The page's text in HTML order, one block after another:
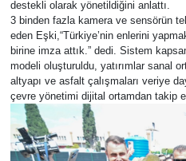
destekli olarak yönetildiğini anlattı.
3 binden fazla kamera ve sensörün
eden Eşki,“Türkiye’nin enlerini
birine imza attık.” dedi. Sistem
modeli oluşturuldu, yatırımlar sanal
altyapı ve asfalt çalışmaları veriye
çevre yönetimi dijital ortamdan takip